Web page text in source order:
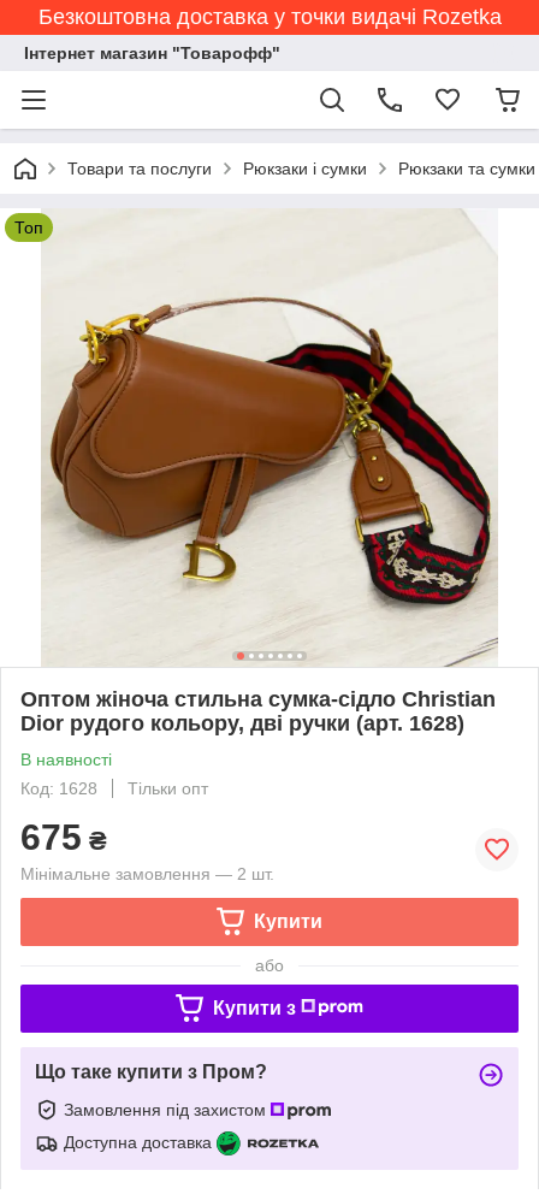
Безкоштовна доставка у точки видачі Rozetka
Інтернет магазин "Товарофф"
Товари та послуги Рюкзаки і сумки Рюкзаки та
Топ
Оптом жіноча стильна сумка-сідло Christian
Dior рудого кольору, дві ручки (арт. 1628)
В наявності
Код: 1628
Тільки опт
675 ₴
Мінімальне замовлення — 2 шт.
Купити
або
Купити з
Що таке купити з Пром?
Замовлення під захистом
Доступна доставка